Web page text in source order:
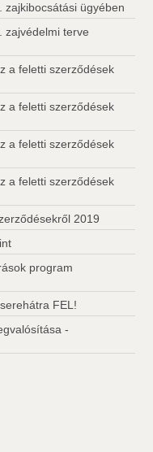
zajkibocsátási ügyében
zajvédelmi terve
a feletti szerződések
a feletti szerződések
a feletti szerződések
a feletti szerződések
2019
program
FEL!
-